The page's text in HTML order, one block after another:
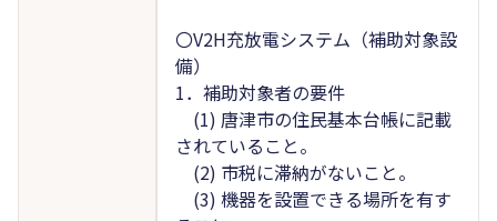
〇V2H充放電システム（補助対象設
備）
1．補助対象者の要件
(1) 唐津市の住民基本台帳に記載
されていること。
(2) 市税に滞納がないこと。
(3) 機器を設置できる場所を有す